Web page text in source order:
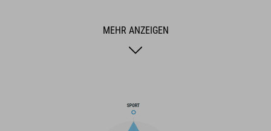
auf wichtiges Equipment, während praktische Hüftgurttaschen
und reflektierende Details Komfort und Sicherheit unterwegs
MEHR ANZEIGEN